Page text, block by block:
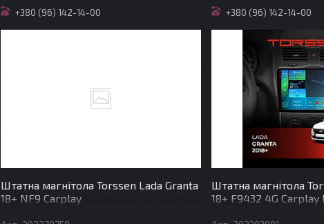
+380 (96) 142-14-00 +380 (96) 142-14-00
Штатна магнітола Torssen Lada Granta
18+ NF9 Carplay
Штатна магнітола
18+ F9432 4G Carplay